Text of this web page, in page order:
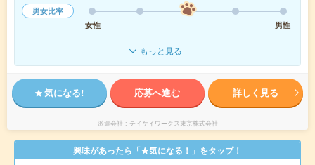
男女比率
女性
男性
もっと見る
気になる! 応募へ進む 詳しく見る
派遣会社 テイケイワークス東京株式会社
興味があったら「★気になる！」をタップ！